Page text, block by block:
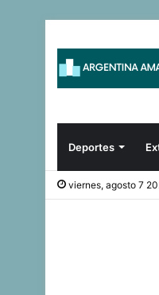
Deportes
viernes, agosto 7